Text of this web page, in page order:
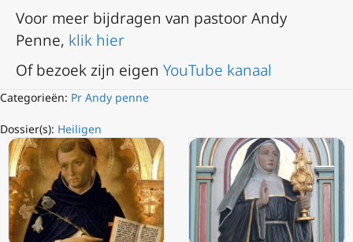
Voor meer bijdragen van pastoor Andy
Penne, klik hier
Of bezoek zijn eigen YouTube kanaal
Categorieën: Pr Andy penne
Dossier(s): Heiligen